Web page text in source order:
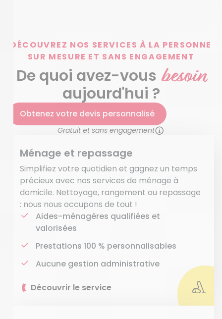
DÉCOUVREZ NOS SERVICES À LA PERSONNE
SUR MESURE ET SANS ENGAGEMENT
De quoi avez-vous besoin
aujourd'hui ?
Obtenez votre devis personnalisé
Gratuit et sans engagement
Ménage et repassage
Simplifiez votre quotidien et gagnez un temps
précieux avec nos services de ménage à
domicile. Nettoyage, rangement ou repassage
: nous nous occupons de tout !
Aides-ménagères qualifiées et
valorisées
Prestations 100 % personnalisables
Aucune gestion administrative
Découvrir le service